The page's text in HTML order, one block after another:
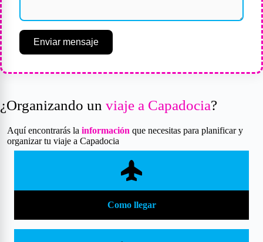
Enviar mensaje
¿Organizando un viaje a Capadocia?
Aquí encontrarás la información que necesitas para planificar y
organizar tu viaje a Capadocia
Como llegar